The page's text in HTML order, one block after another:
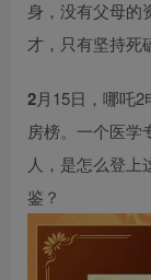
身，没有父母的
才，只有坚持死
2月15日，哪吒
房榜。一个医学
人，是怎么登
鉴？